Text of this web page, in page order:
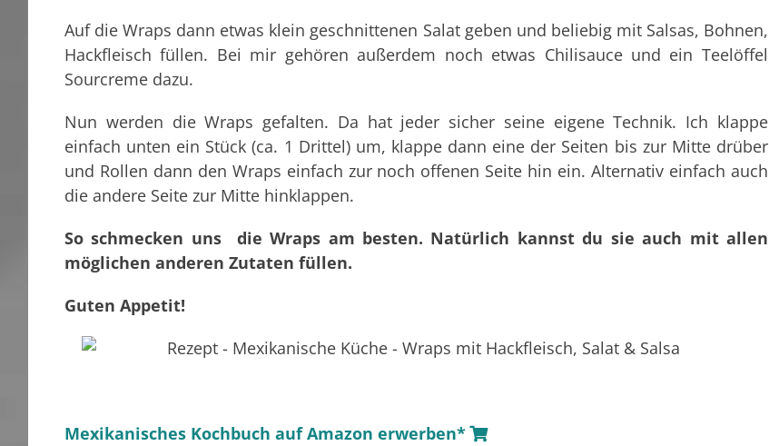
Auf die Wraps dann etwas klein geschnittenen Salat geben und beliebig mit Salsas, Bohnen,
Hackfleisch füllen. Bei mir gehören außerdem noch etwas Chilisauce und ein Teelöffel
Sourcreme dazu.
Nun werden die Wraps gefalten. Da hat jeder sicher seine eigene Technik. Ich klappe
einfach unten ein Stück (ca. 1 Drittel) um, klappe dann eine der Seiten bis zur Mitte drüber
und Rollen dann den Wraps einfach zur noch offenen Seite hin ein. Alternativ einfach auch
die andere Seite zur Mitte hinklappen.
So schmecken uns die Wraps am besten. Natürlich kannst du sie auch mit allen
möglichen anderen Zutaten füllen.
Guten Appetit!
Mexikanisches Kochbuch auf Amazon erwerben*